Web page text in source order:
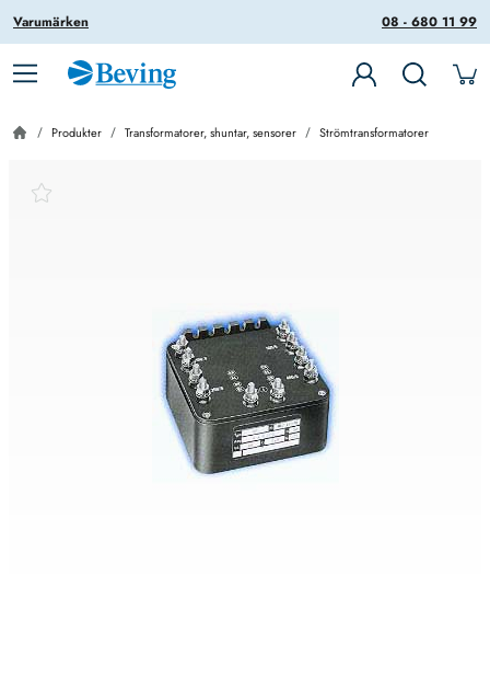
08 - 680 11 99
Varumärken
Produkter Transformatorer, shuntar, sensorer Strömtransformatorer